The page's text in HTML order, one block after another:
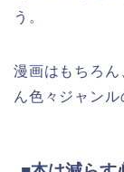
う。
漫画はもちろん
ん色々ジャンル